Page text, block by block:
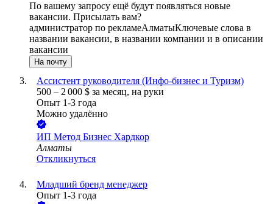
По вашему запросу ещё будут появляться новые
вакансии. Присылать вам?
администратор по рекламеАлматыКлючевые слова в
названии вакансии, в названии компании и в описании
вакансии
На почту
Ассистент руководителя (Инфо-бизнес и Туризм)
500 – 2 000 $ за месяц, на руки
Опыт 1-3 года
Можно удалённо
ИП Метод Бизнес Хардкор
Алматы
Откликнуться
Младший бренд менеджер
Опыт 1-3 года